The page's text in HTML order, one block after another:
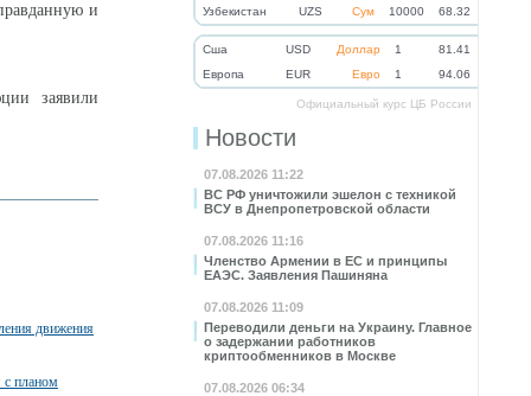
Узбекистан
UZS Сум 10000 68.32
Cша USD Доллар 1
81.41
Eвропа
EUR Евро 1 94.06
Официальный курс ЦБ России
Новости
07.08.2026 11:22
ВС РФ уничтожили эшелон с техникой
ВСУ в Днепропетровской области
07.08.2026 11:16
Членство Армении в ЕС и принципы
ЕАЭС. Заявления Пашиняна
07.08.2026 11:09
Переводили деньги на Украину. Главное
о задержании работников
криптообменников в Москве
07.08.2026 06:34
и
заявили
движения
с планом